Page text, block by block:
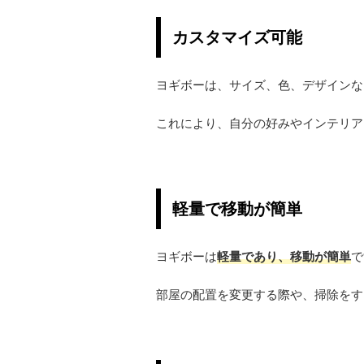
カスタマイズ可能
ヨギボーは、サイズ、色、デザイン
これにより、自分の好みやインテリ
軽量で移動が簡単
ヨギボーは軽量であり、移動が簡単
部屋の配置を変更する際や、掃除を